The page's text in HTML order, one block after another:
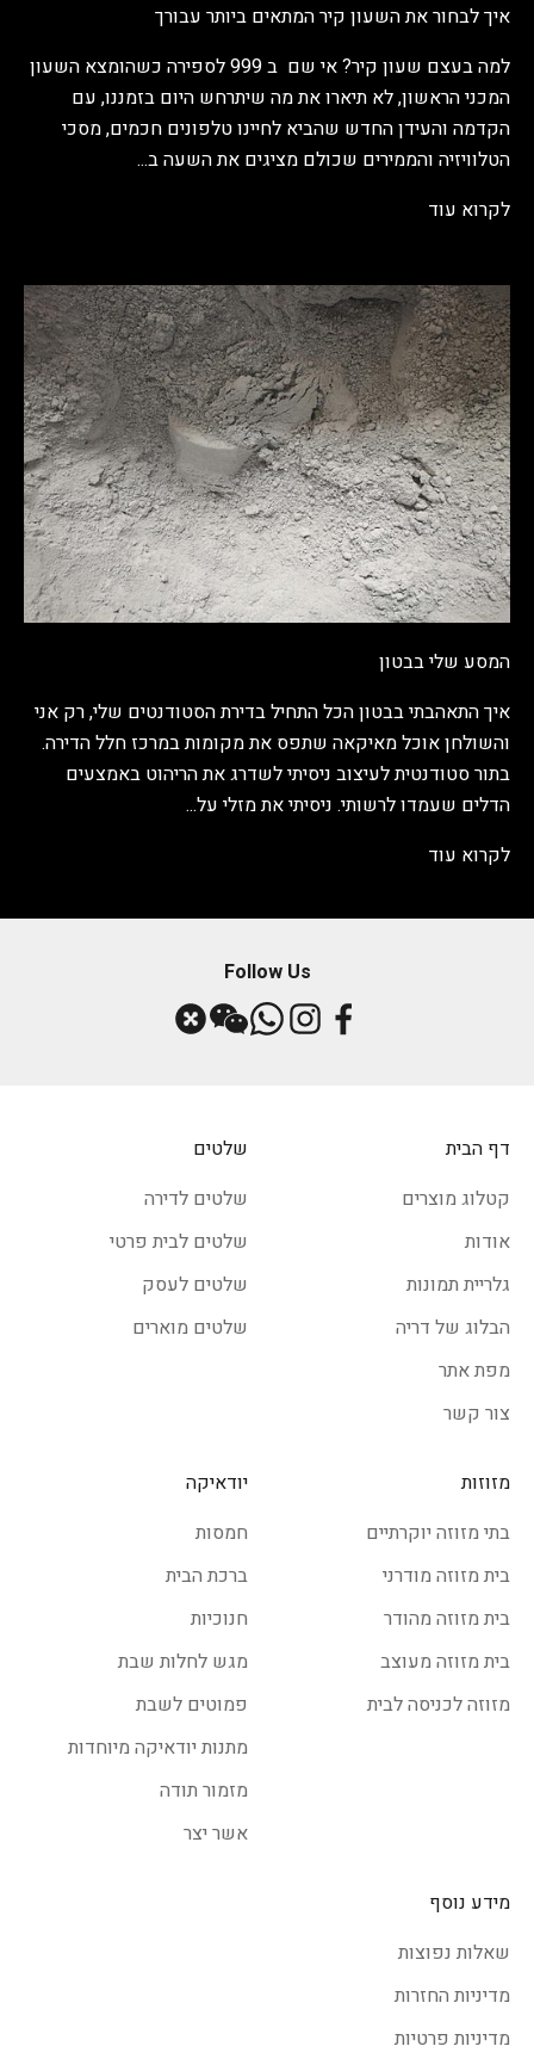
איך לבחור את השעון קיר המתאים ביותר עבורך
למה בעצם שעון קיר? אי שם ב 999 לספירה כשהומצא השעון
המכני הראשון, לא תיארו את מה שיתרחש היום בזמננו, עם
הקדמה והעידן החדש שהביא לחיינו טלפונים חכמים, מסכי
הטלוויזיה והממירים שכולם מציגים את השעה ב...
לקרוא עוד
המסע שלי בבטון
איך התאהבתי בבטון הכל התחיל בדירת הסטודנטים שלי, רק אני
והשולחן אוכל מאיקאה שתפס את מקומות במרכז חלל הדירה.
בתור סטודנטית לעיצוב ניסיתי לשדרג את הריהוט באמצעים
הדלים שעמדו לרשותי. ניסיתי את מזלי על...
לקרוא עוד
Follow Us
דף הבית
קטלוג מוצרים
אודות
גלריית תמונות
הבלוג של דריה
מפת אתר
צור קשר
שלטים
שלטים לדירה
שלטים לבית פרטי
שלטים לעסק
שלטים מוארים
מזוזות
בתי מזוזה יוקרתיים
בית מזוזה מודרני
בית מזוזה מהודר
בית מזוזה מעוצב
מזוזה לכניסה לבית
יודאיקה
חמסות
ברכת הבית
חנוכיות
מגש לחלות שבת
פמוטים לשבת
מתנות יודאיקה מיוחדות
מזמור תודה
אשר יצר
מידע נוסף
שאלות נפוצות
מדיניות החזרות
מדיניות פרטיות